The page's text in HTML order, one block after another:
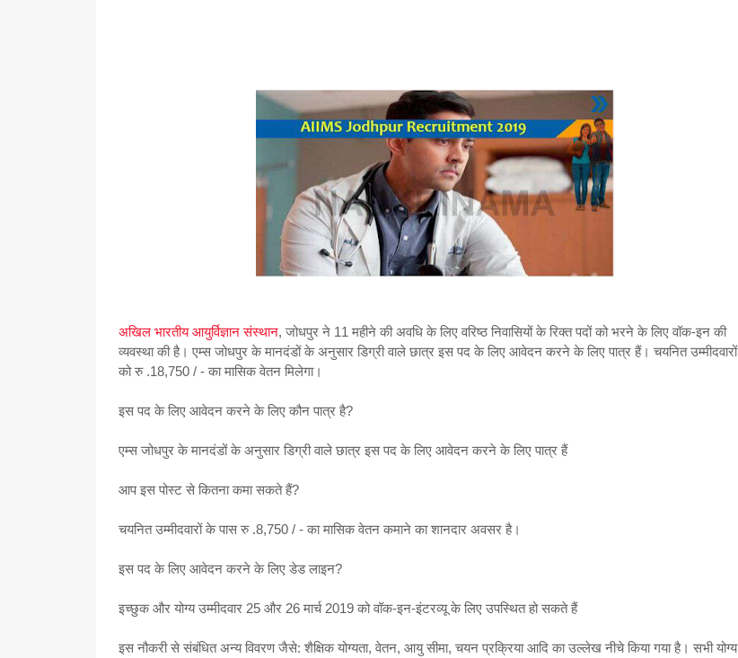
अखिल भारतीय आयुर्विज्ञान संस्थान, जोधपुर ने 11 महीने की अवधि के लिए वरिष्ठ निवासियों के रिक्त पदों को भरने के लिए वॉक-इन की
व्यवस्था की है। एम्स जोधपुर के मानदंडों के अनुसार डिग्री वाले छात्र इस पद के लिए आवेदन करने के लिए पात्र हैं। चयनित उम्मीदवारों
को रु .18,750 / - का मासिक वेतन मिलेगा।
इस पद के लिए आवेदन करने के लिए कौन पात्र है?
एम्स जोधपुर के मानदंडों के अनुसार डिग्री वाले छात्र इस पद के लिए आवेदन करने के लिए पात्र हैं
आप इस पोस्ट से कितना कमा सकते हैं?
चयनित उम्मीदवारों के पास रु .8,750 / - का मासिक वेतन कमाने का शानदार अवसर है।
इस पद के लिए आवेदन करने के लिए डेड लाइन?
इच्छुक और योग्य उम्मीदवार 25 और 26 मार्च 2019 को वॉक-इन-इंटरव्यू के लिए उपस्थित हो सकते हैं
इस नौकरी से संबंधित अन्य विवरण जैसे: शैक्षिक योग्यता, वेतन, आयु सीमा, चयन प्रक्रिया आदि का उल्लेख नीचे किया गया है। सभी योग्य